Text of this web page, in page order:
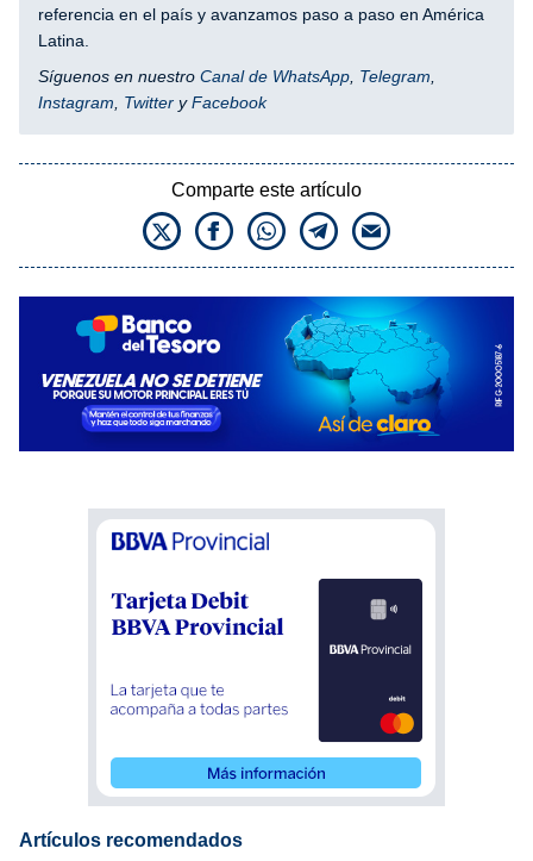
referencia en el país y avanzamos paso a paso en América
Latina.
Síguenos en nuestro Canal de WhatsApp Telegram
Instagram
Twitter yFacebook
Comparte este artículo
Artículos recomendados